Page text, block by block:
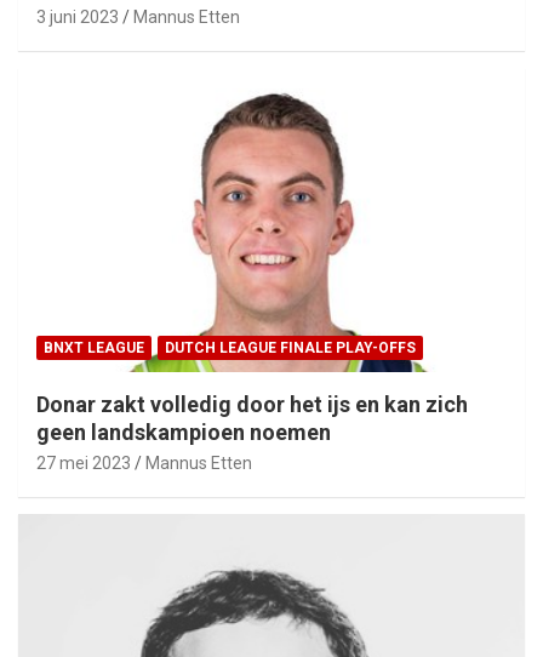
3 juni 2023 Mannus Etten
BNXT LEAGUE DUTCH LEAGUE FINALE PLAY-OFFS
Donar zakt volledig door het ijs en kan zich
geen landskampioen noemen
27 mei 2023 Mannus Etten